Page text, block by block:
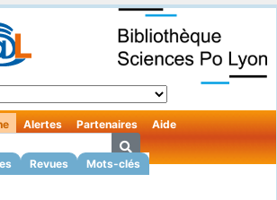
Revues Mots-clés
Alertes Partenaires Aide